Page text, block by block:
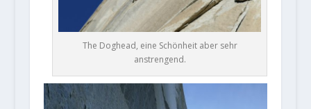
The Doghead, eine Schönheit aber sehr
anstrengend.